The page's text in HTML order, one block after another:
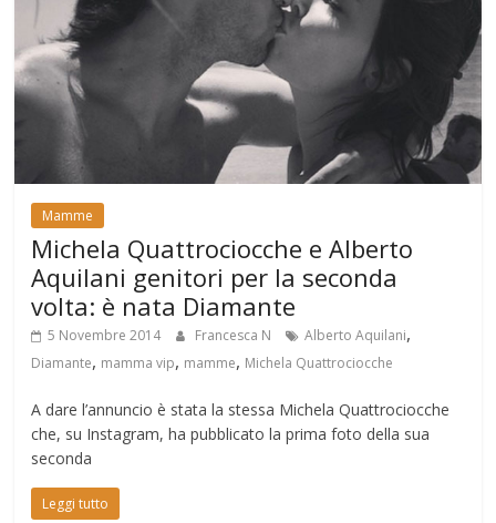
Mamme
Michela Quattrociocche e Alberto
Aquilani genitori per la seconda
volta: è nata Diamante
5 Novembre 2014 Francesca N Alberto Aquilani,
Diamante, mamma vip, mamme, Michela Quattrociocche
A dare l’annuncio è stata la stessa Michela Quattrociocche
che, su Instagram, ha pubblicato la prima foto della sua
seconda
Leggi tutto